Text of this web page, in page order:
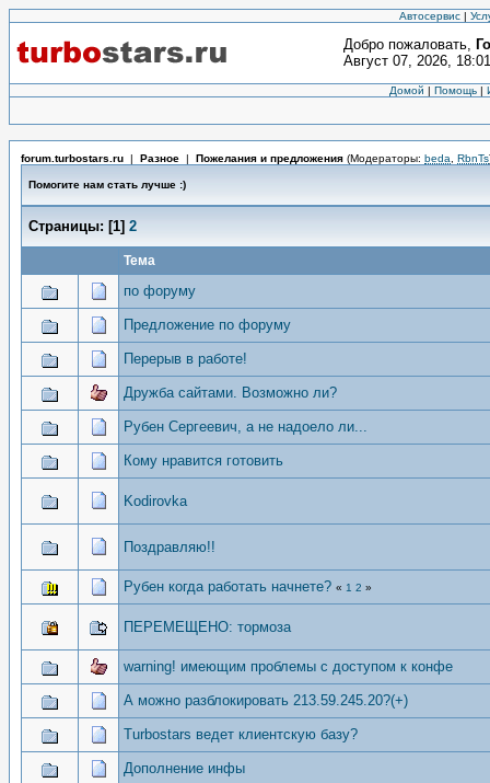
Автосервис |
Добро пожаловать,
Август 07, 2026,
Домой | Помощь |
forum.turbostars.ru | Разное | Пожелания и предложения (Модераторы: beda RbnTs
Помогите нам стать лучше :)
Страницы: [1] 2
Тема
по форуму
Предложение по форуму
Перерыв в работе!
Дружба сайтами. Возможно ли?
Рубен Сергеевич, а не надоело ли...
Кому нравится готовить
Kodirovka
Поздравляю!!
Рубен когда работать начнете? « 1 2 »
ПЕРЕМЕЩЕНО: тормоза
warning! имеющим проблемы с доступом к конфе
А можно разблокировать 213.59.245.20?(+)
Turbostars ведет клиентскую базу?
Дополнение инфы